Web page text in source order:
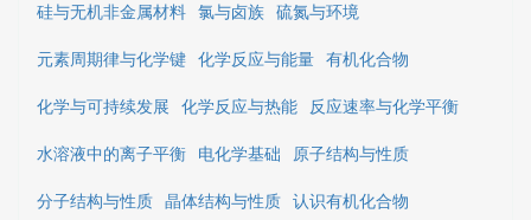
硅与无机非金属材料 氯与卤族 硫氮与环境
元素周期律与化学键 化学反应与能量 有机化合物
化学与可持续发展 化学反应与热能 反应速率与化学平衡
水溶液中的离子平衡 电化学基础 原子结构与性质
分子结构与性质 晶体结构与性质 认识有机化合物